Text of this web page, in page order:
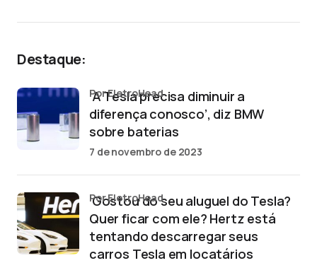
Destaque:
‘A Tesla precisa diminuir a
diferença conosco’, diz BMW
sobre baterias
por EletroHead
7 de novembro de 2023
‘Gostou do seu aluguel do Tesla?
Quer ficar com ele? Hertz está
tentando descarregar seus
carros Tesla em locatários
por EletroHead